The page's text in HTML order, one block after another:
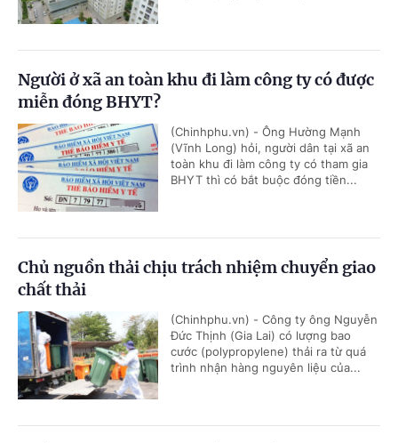
Người ở xã an toàn khu đi làm công ty có được
miễn đóng BHYT?
(Chinhphu.vn) - Ông Hường Mạnh
(Vĩnh Long) hỏi, người dân tại xã an
toàn khu đi làm công ty có tham gia
BHYT thì có bắt buộc đóng tiền...
Chủ nguồn thải chịu trách nhiệm chuyển giao
chất thải
(Chinhphu.vn) - Công ty ông Nguyễn
Đức Thịnh (Gia Lai) có lượng bao
cước (polypropylene) thải ra từ quá
trình nhận hàng nguyên liệu của...